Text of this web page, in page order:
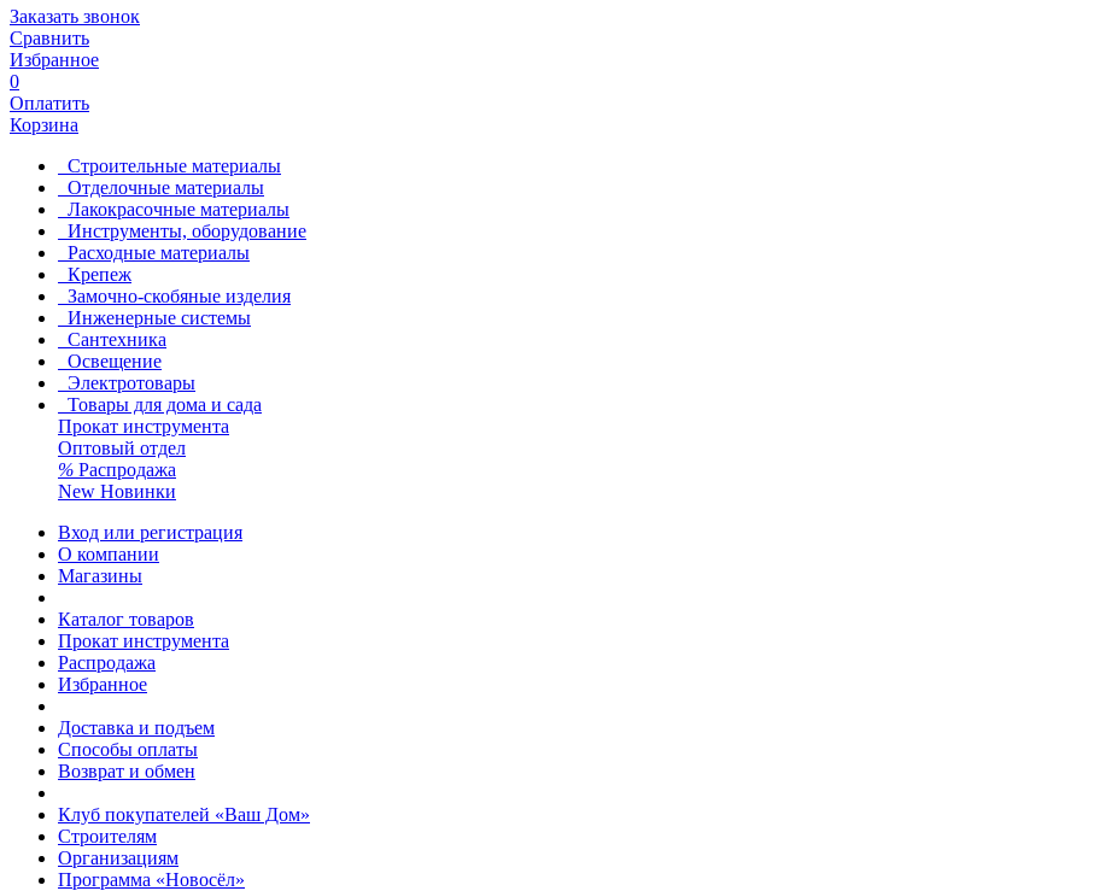
Заказать звонок
Сравнить
Избранное
0
Оплатить
Корзина
Строительные материалы
Отделочные материалы
Лакокрасочные материалы
Инструменты, оборудование
Расходные материалы
Крепеж
Замочно-скобяные изделия
Инженерные системы
Сантехника
Освещение
Электротовары
Товары для дома и сада
Прокат инструмента
Оптовый отдел
% Распродажа
New Новинки
Вход или регистрация
О компании
Магазины
Каталог товаров
Прокат инструмента
Распродажа
Избранное
Доставка и подъем
Способы оплаты
Возврат и обмен
Клуб покупателей «Ваш Дом»
Строителям
Организациям
Программа «Новосёл»